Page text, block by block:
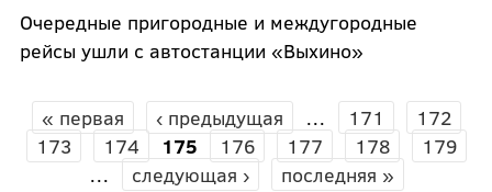
Очередные пригородные и междугородные
рейсы ушли с автостанции «Выхино»
СТРАНИЦЫ
« первая ‹ предыдущая … 171
172
173
174 175 176 177 178
179
…
следующая › последняя »